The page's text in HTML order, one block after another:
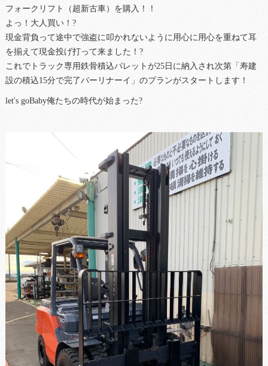
フォークリフト（超新古車）を購入！！
よっ！大人買い！?
現金背負って途中で強盗に叩かれないように用心に用心を重ねて耳
を揃えて現金投げ打って来ました！?
これでトラック専用鉄骨積込パレットが25日に納入され次第「寿建
設の積込15分で完了パーリナーイ」のプランがスタートします！
let's goBaby俺たちの時代が始まった?